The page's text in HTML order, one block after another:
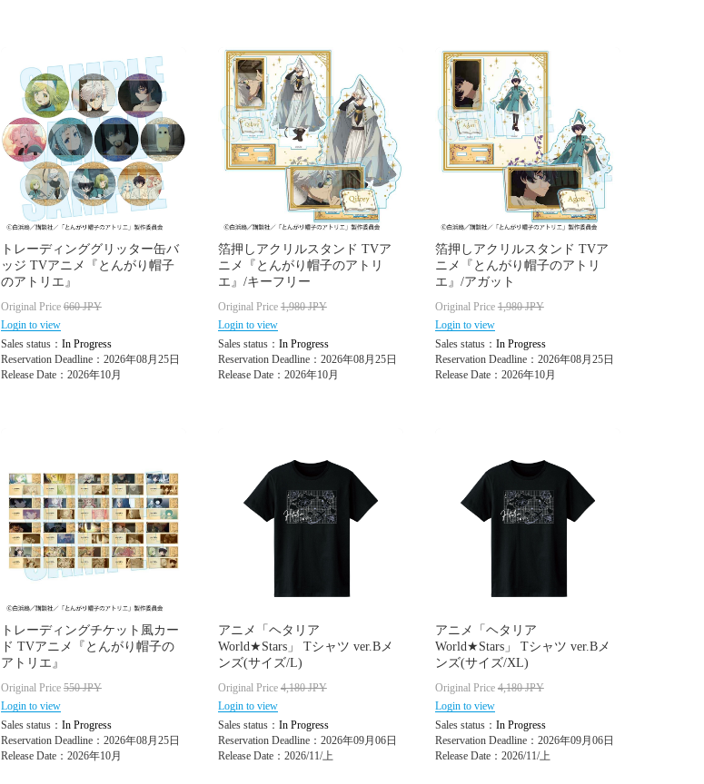
トレーディンググリッター缶バ
ッジ TVアニメ『とんがり帽子
のアトリエ』
Original Price 660JPY
Login to view
Sales status： In Progress
Reservation Deadline：2026年08月25日
Release Date：2026年10月
箔押しアクリルスタンド TVア
ニメ『とんがり帽子のアトリ
エ』/キーフリー
Original Price 1,980JPY
Login to view
Sales status： In Progress
Reservation Deadline：2026年08月25日
Release Date：2026年10月
箔押しアクリルスタンド TVア
ニメ『とんがり帽子のアトリ
エ』/アガット
Original Price 1,980JPY
Login to view
Sales status： In Progress
Reservation Deadline：2026年08月25日
Release Date：2026年10月
トレーディングチケット風カー
ド TVアニメ『とんがり帽子の
アトリエ』
Original Price 550JPY
Login to view
Sales status： In Progress
Reservation Deadline：2026年08月25日
Release Date：2026年10月
アニメ「ヘタリア
World★Stars」 Tシャツ ver.Bメ
ンズ(サイズ/L)
Original Price 4,180JPY
Login to view
Sales status： In Progress
Reservation Deadline：2026年09月06日
Release Date：2026/11/上
アニメ「ヘタリア
World★Stars」 Tシャツ ver.Bメ
ンズ(サイズ/XL)
Original Price 4,180JPY
Login to view
Sales status： In Progress
Reservation Deadline：2026年09月06日
Release Date：2026/11/上